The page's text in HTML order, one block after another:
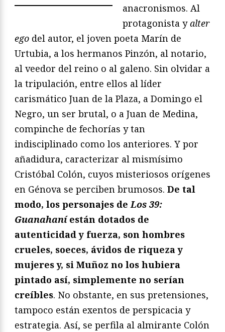
anacronismos. Al
protagonista yalter
ego del autor, el joven poeta Marín de
Urtubia, a los hermanos Pinzón, al notario,
al veedor del reino o al galeno. Sin olvidar a
la tripulación, entre ellos al líder
carismático Juan de la Plaza, a Domingo el
Negro, un ser brutal, o a Juan de Medina,
compinche de fechorías y tan
indisciplinado como los anteriores. Y por
añadidura, caracterizar al mismísimo
Cristóbal Colón, cuyos misteriosos orígenes
en Génova se perciben brumosos. De tal
modo, los personajes deLos 39:
Guanahaníestán dotados de
autenticidad y fuerza, son hombres
crueles, soeces, ávidos de riqueza y
mujeres y, si Muñoz no los hubiera
pintado así, simplemente no serían
creíbles. No obstante, en sus pretensiones,
tampoco están exentos de perspicacia y
estrategia. Así, se perfila al almirante Colón